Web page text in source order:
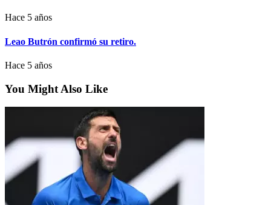
Hace 5 años
Leao Butrón confirmó su retiro.
Hace 5 años
You Might Also Like